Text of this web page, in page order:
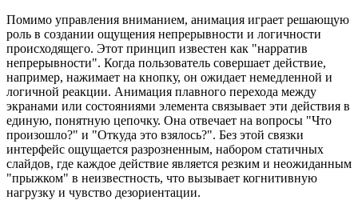
Помимо управления вниманием, анимация играет решающую
роль в создании ощущения непрерывности и логичности
происходящего. Этот принцип известен как "нарратив
непрерывности". Когда пользователь совершает действие,
например, нажимает на кнопку, он ожидает немедленной и
логичной реакции. Анимация плавного перехода между
экранами или состояниями элемента связывает эти действия в
единую, понятную цепочку. Она отвечает на вопросы "Что
произошло?" и "Откуда это взялось?". Без этой связки
интерфейс ощущается разрозненным, набором статичных
слайдов, где каждое действие является резким и неожиданным
"прыжком" в неизвестность, что вызывает когнитивную
нагрузку и чувство дезориентации.